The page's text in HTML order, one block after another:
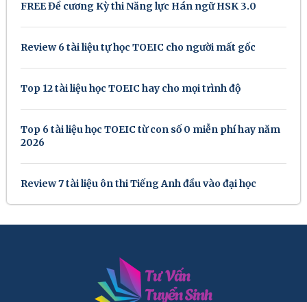
FREE Đề cương Kỳ thi Năng lực Hán ngữ HSK 3.0
Review 6 tài liệu tự học TOEIC cho người mất gốc
Top 12 tài liệu học TOEIC hay cho mọi trình độ
Top 6 tài liệu học TOEIC từ con số 0 miễn phí hay năm
2026
Review 7 tài liệu ôn thi Tiếng Anh đầu vào đại học